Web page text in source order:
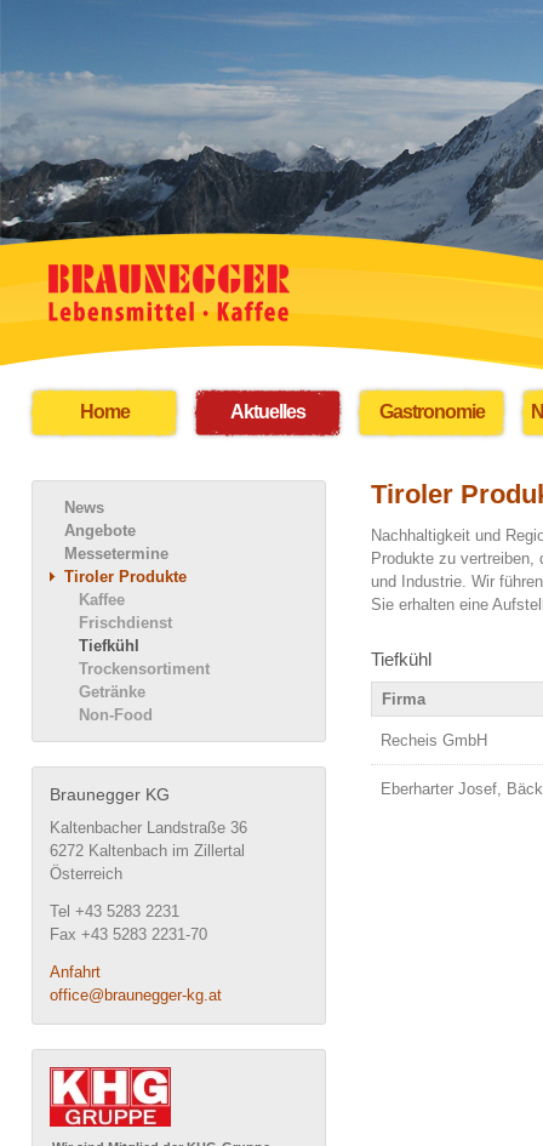
Home Aktuelles Gastronomie
News
Angebote
Messetermine
Tiroler Produkte
Kaffee
Frischdienst
Tiefkühl
Trockensortiment
Getränke
Non-Food
Braunegger KG
Kaltenbacher Landstraße 36
6272 Kaltenbach im Zillertal
Österreich
Tel +43 5283 2231
Fax +43 5283 2231-70
Anfahrt
office@braunegger-kg.at
Tiroler
Nachhaltigkeit und
Produkte zu
und Industrie. Wir
Sie erhalten eine
Tiefkühl
Firma
Recheis GmbH
Eberharter Josef,